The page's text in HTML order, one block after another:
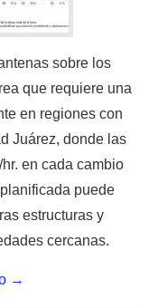
sobre los
que requiere una
en regiones con
Juárez, donde las
en cada cambio
puede
estructuras y
cercanas.
→